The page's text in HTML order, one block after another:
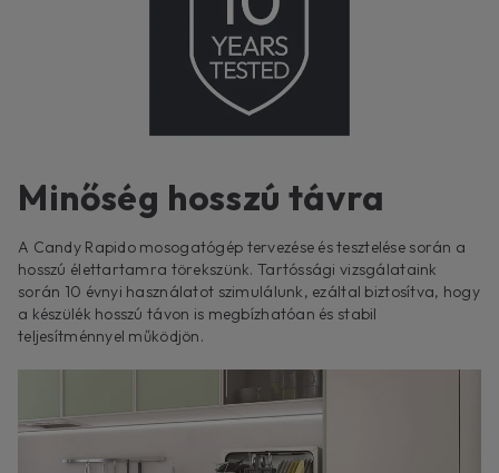
Minőség hosszú távra
A Candy Rapido mosogatógép tervezése és tesztelése során a
hosszú élettartamra törekszünk. Tartóssági vizsgálataink
során 10 évnyi használatot szimulálunk, ezáltal biztosítva, hogy
a készülék hosszú távon is megbízhatóan és stabil
teljesítménnyel működjön.